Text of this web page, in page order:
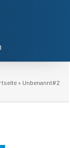
» Unbenannt#2